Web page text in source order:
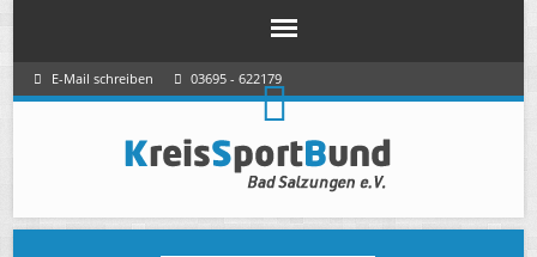
E-Mail schreiben 03695 - 622179